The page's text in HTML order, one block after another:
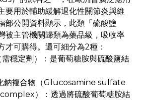
要用於輔助緩解退化性關節炎與維
部公開資料顯示，此類「硫酸鹽
被主管機關歸類為藥品級，吸收率
才可購得。還可細分為2種：
需穩定劑）：是葡萄糖胺與硫酸鹽結
鈉複合物（Glucosamine sulfate
）：透過將硫酸葡萄糖胺結